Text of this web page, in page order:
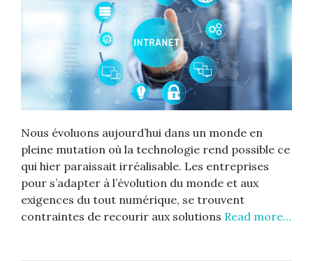
Nous évoluons aujourd’hui dans un monde en
pleine mutation où la technologie rend possible ce
qui hier paraissait irréalisable. Les entreprises
pour s’adapter à l’évolution du monde et aux
exigences du tout numérique, se trouvent
contraintes de recourir aux solutions Read more…